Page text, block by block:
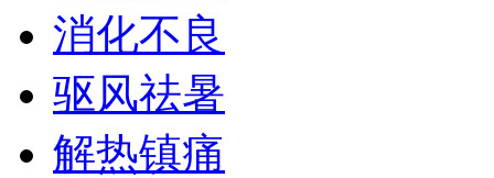
消化不良
驱风祛暑
解热镇痛